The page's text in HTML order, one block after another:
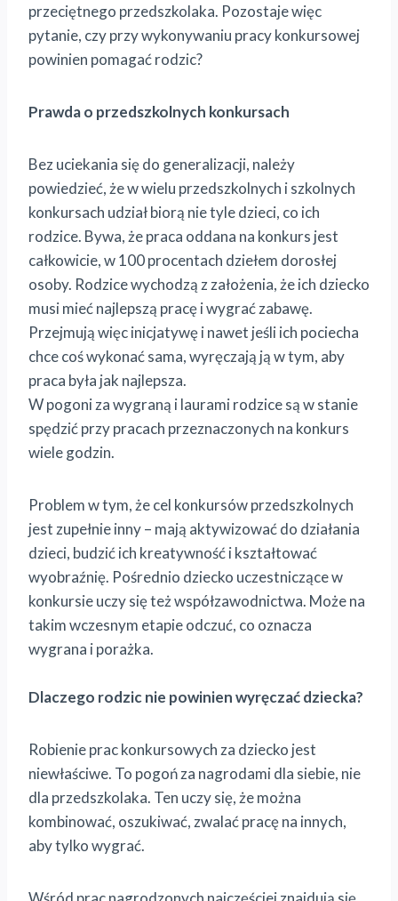
przeciętnego przedszkolaka. Pozostaje więc
pytanie, czy przy wykonywaniu pracy konkursowej
powinien pomagać rodzic?
Prawda o przedszkolnych konkursach
Bez uciekania się do generalizacji, należy
powiedzieć, że w wielu przedszkolnych i szkolnych
konkursach udział biorą nie tyle dzieci, co ich
rodzice. Bywa, że praca oddana na konkurs jest
całkowicie, w 100 procentach dziełem dorosłej
osoby. Rodzice wychodzą z założenia, że ich dziecko
musi mieć najlepszą pracę i wygrać zabawę.
Przejmują więc inicjatywę i nawet jeśli ich pociecha
chce coś wykonać sama, wyręczają ją w tym, aby
praca była jak najlepsza.
W pogoni za wygraną i laurami rodzice są w stanie
spędzić przy pracach przeznaczonych na konkurs
wiele godzin.
Problem w tym, że cel konkursów przedszkolnych
jest zupełnie inny – mają aktywizować do działania
dzieci, budzić ich kreatywność i kształtować
wyobraźnię. Pośrednio dziecko uczestniczące w
konkursie uczy się też współzawodnictwa. Może na
takim wczesnym etapie odczuć, co oznacza
wygrana i porażka.
Dlaczego rodzic nie powinien wyręczać dziecka?
Robienie prac konkursowych za dziecko jest
niewłaściwe. To pogoń za nagrodami dla siebie, nie
dla przedszkolaka. Ten uczy się, że można
kombinować, oszukiwać, zwalać pracę na innych,
aby tylko wygrać.